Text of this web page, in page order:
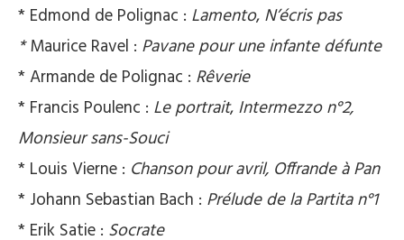
* Edmond de Polignac : Lamento, N’écris pas
*Maurice Ravel : Pavane pour une infante défunte
* Armande de Polignac : Rêverie
* Francis Poulenc : Le portrait, Intermezzo n°2,
Monsieur sans-Souci
* Louis Vierne : Chanson pour avril, Offrande à Pan
* Johann Sebastian Bach : Prélude de la Partita n°1
* Erik Satie : Socrate